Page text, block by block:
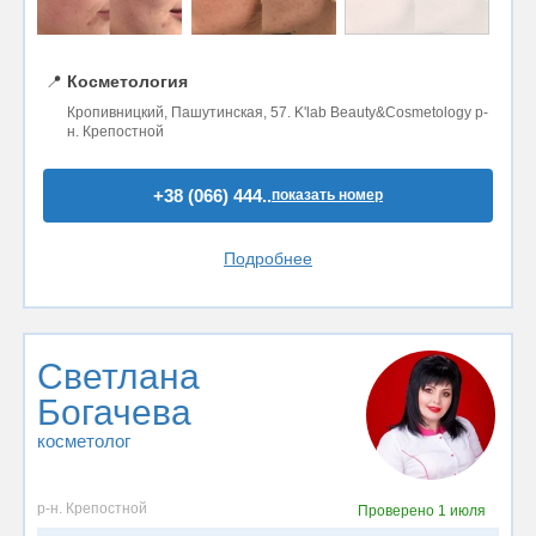
📍 Косметология
Кропивницкий, Пашутинская, 57. K'lab Beauty&Cosmetology р-
н. Крепостной
+38 (066) 444..показать номер
Подробнее
Светлана
Богачева
косметолог
р-н. Крепостной Проверено 1 июля